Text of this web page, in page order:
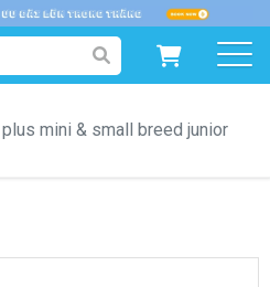
SẢN PHẨM
HIỆU
mini & small breed junior